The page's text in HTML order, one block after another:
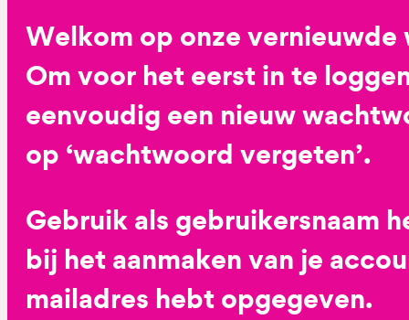
Welkom op onze vernieuwde
Om voor het eerst in te
eenvoudig een nieuw
op ‘wachtwoord vergeten’.
Gebruik als gebruikersnaam
bij het aanmaken van je
mailadres hebt opgegeven.